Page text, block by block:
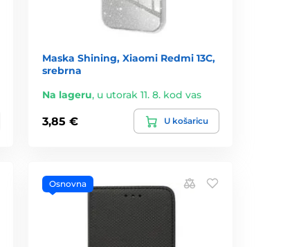
Maska Shining, Xiaomi Redmi 13C,
srebrna
Na lageru, u utorak 11. 8. kod vas
3,85 € U košaricu
Osnovna